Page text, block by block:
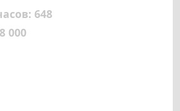
648
000